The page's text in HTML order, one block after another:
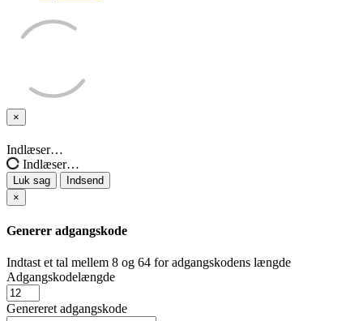
×
Luk
Indlæser…
Indlæser…
Luk sag
Indsend
×
Generer adgangskode
Indtast et tal mellem 8 og 64 for adgangskodens længde
Adgangskodelængde
Genereret adgangskode